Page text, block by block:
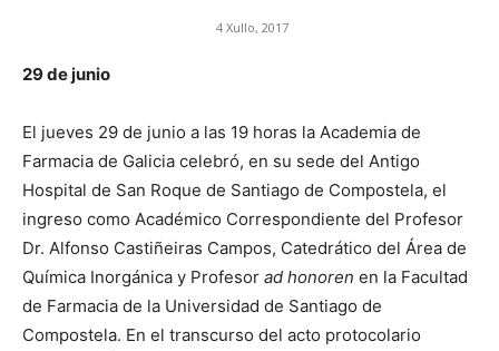
de
Galicia
4 Xullo, 2017
29 de junio
El jueves 29 de junio a las 19 horas la Academia de
Farmacia de Galicia celebró, en su sede del Antigo
Hospital de San Roque de Santiago de Compostela, el
ingreso como Académico Correspondiente del Profesor
Dr. Alfonso Castiñeiras Campos, Catedrático del Área de
Química Inorgánica y Profesor ad honoren en la Facultad
de Farmacia de la Universidad de Santiago de
Compostela. En el transcurso del acto protocolario